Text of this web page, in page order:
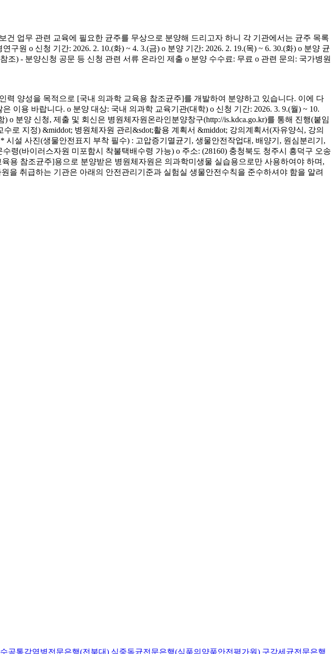
업무 관련 교육에 필요한 균주를 무상으로 분양해 드리고자 하니 각 기관에서는 균주 목록
원 o 신청 기간: 2026. 2. 10.(화) ~ 4. 3.(금) o 분양 기간: 2026. 2. 19.(목) ~ 6. 30.(화) o 분양 균
조) - 분양신청 공문 등 신청 관련 서류 온라인 제출 o 분양 수수료: 무료 o 관련 문의: 국가병원
양성을 목적으로 [국내 의과학 교육용 참조균주]를 개발하여 분양하고 있습니다. 이에 다
이용 바랍니다. o 분양 대상: 국내 의과학 교육기관(대학) o 신청 기간: 2026. 3. 9.(월) ~ 10.
o 분양 신청, 제출 및 회신은 병원체자원온라인분양창구(http://is.kdca.go.kr)를 통해 진행(붙임
로 지정) &middot; 병원체자원 관리&sdot;활용 계획서 &middot; 강의계획서(자유양식, 강의
설 사진(생물안전표지 부착 필수) : 고압증기멸균기, 생물안전작업대, 배양기, 원심분리기,
령(바이러스자원 미포함시 착불택배수령 가능) o 주소: (28160) 충청북도 청주시 흥덕구 오송
용 참조균주]용으로 분양받은 병원체자원은 의과학미생물 실습용으로만 사용하여야 하며,
을 취급하는 기관은 아래의 안전관리기준과 실험실 생물안전수칙을 준수하셔야 함을 알려
공통감염병전문은행(전북대) 식중독균전문은행(식품의약품안전평가원) 구강세균전문은행